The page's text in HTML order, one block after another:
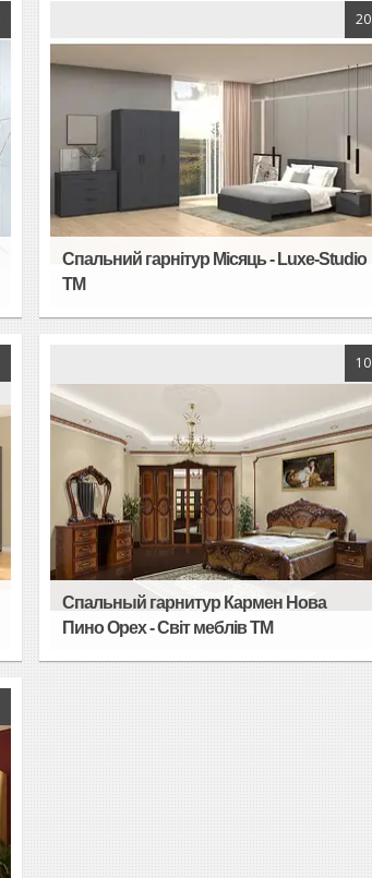
20
Спальний гарнітур Місяць - Luxe-Studio
TM
10
Спальный гарнитур Кармен Нова
Пино Орех - Світ меблів ТМ